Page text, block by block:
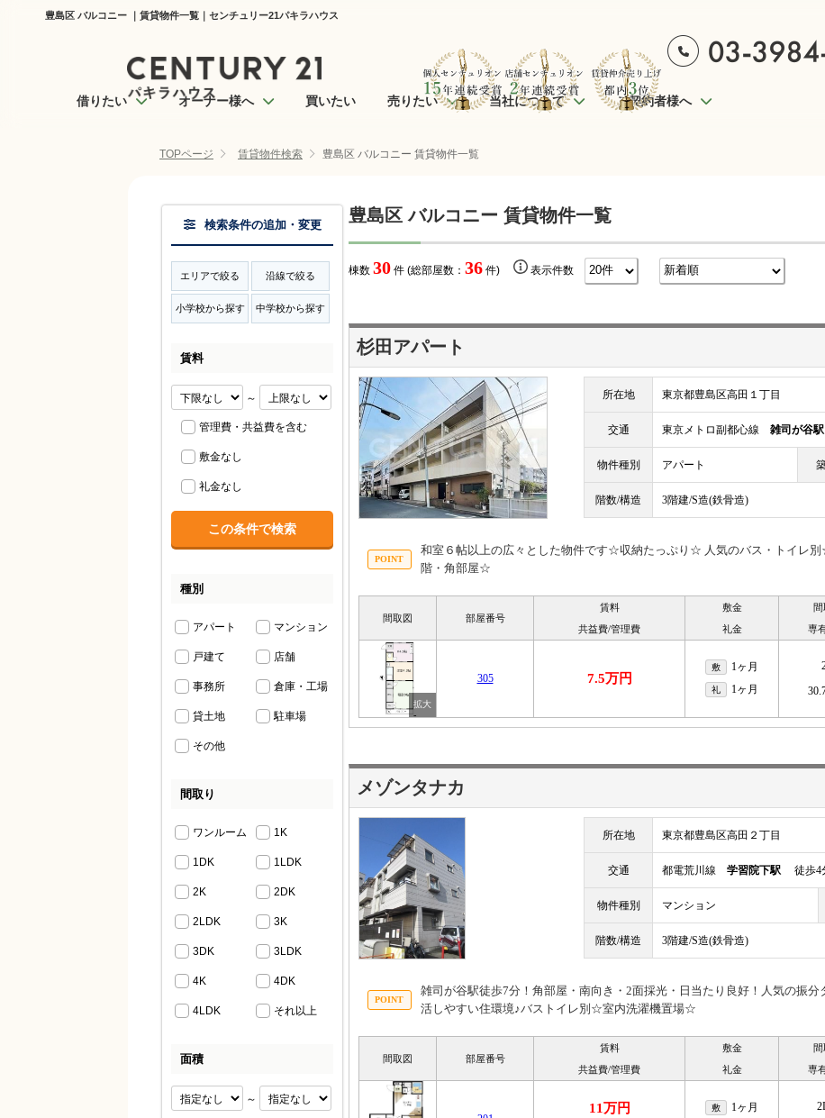
豊島区 バルコニー ｜賃貸物件一覧｜センチュリー21パキラハウス
借りたい オーナー様へ 買いたい 売りたい 当社について ご契約者様へ
TOPページ 賃貸物件検索 豊島区 バルコニー 賃貸物件一覧
豊島区 バルコニー 賃貸物件一覧
棟数 30 件 (総部屋数： 36 件) 表示件数
杉田アパート
所在地 東京都豊島区高田１丁目
交通 東京メトロ副都心線 雑司が谷駅
物件種別 アパート
階数/構造 3階建/S造(鉄骨造)
和室６帖以上の広々とした物件です☆収納たっぷり☆ 人気のバス・トイレ
階・角部屋☆
間取図 部屋番号
賃料
共益費/管理費
敷金
礼金
間
専
305 7.5万円
敷 1ヶ月
礼 1ヶ月
メゾンタナカ
所在地 東京都豊島区高田２丁目
交通 都電荒川線 学習院下駅 徒歩4
物件種別 マンション
階数/構造 3階建/S造(鉄骨造)
雑司が谷駅徒歩7分！角部屋・南向き・2面採光・日当たり良好！人気の振
活しやすい住環境♪バストイレ別☆室内洗濯機置場☆
間取図 部屋番号
賃料
共益費/管理費
敷金
礼金
間
専
11万円 敷 1ヶ月
検索条件の追加・変更
エリアで絞る 沿線で絞る
小学校から探す 中学校から探す
賃料
～
管理費・共益費を含む
敷金なし
礼金なし
種別
アパート マンション
戸建て 店舗
事務所 倉庫・工場
貸土地 駐車場
その他
間取り
ワンルーム 1K
1DK 1LDK
2K 2DK
2LDK 3K
3DK 3LDK
4K 4DK
4LDK それ以上
面積
～